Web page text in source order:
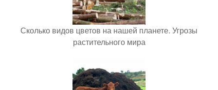
Сколько видов цветов на нашей планете. Угрозы
растительного мира